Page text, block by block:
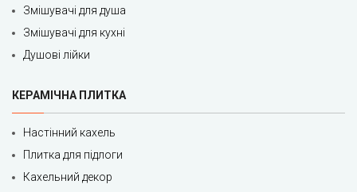
Змішувачі для душа
Змішувачі для кухні
Душові лійки
КЕРАМІЧНА ПЛИТКА
Настінний кахель
Плитка для підлоги
Кахельний декор